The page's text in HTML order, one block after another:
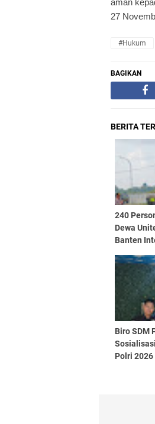
aman
27
#Hukum
BAGIKAN
BERITA
240
Dewa
Banten
Biro SDM
Polri